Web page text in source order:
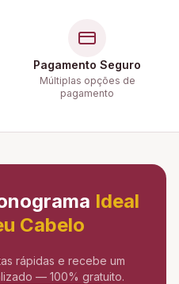
Pagamento Seguro
Múltiplas opções de
pagamento
Ideal
Cabelo
rápidas e recebe um
— 100% gratuito.